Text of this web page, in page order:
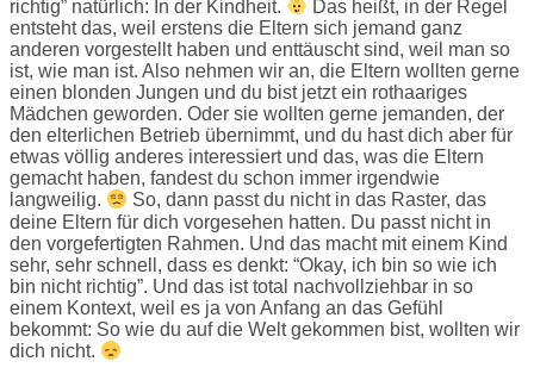
richtig” natürlich: In der Kindheit.
Das heißt, in der Regel
entsteht das, weil erstens die Eltern sich jemand ganz
anderen vorgestellt haben und enttäuscht sind, weil man so
ist, wie man ist. Also nehmen wir an, die Eltern wollten gerne
einen blonden Jungen und du bist jetzt ein rothaariges
Mädchen geworden. Oder sie wollten gerne jemanden, der
den elterlichen Betrieb übernimmt, und du hast dich aber für
etwas völlig anderes interessiert und das, was die Eltern
gemacht haben, fandest du schon immer irgendwie
langweilig.
So, dann passt du nicht in das Raster, das
deine Eltern für dich vorgesehen hatten. Du passt nicht in
den vorgefertigten Rahmen. Und das macht mit einem Kind
sehr, sehr schnell, dass es denkt: “Okay, ich bin so wie ich
bin nicht richtig”. Und das ist total nachvollziehbar in so
einem Kontext, weil es ja von Anfang an das Gefühl
bekommt: So wie du auf die Welt gekommen bist, wollten wir
dich nicht.